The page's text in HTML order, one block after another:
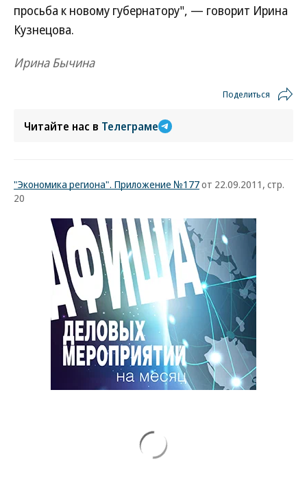
просьба к новому губернатору", — говорит Ирина
Кузнецова.
Ирина Бычина
Поделиться
Читайте нас в Телеграме
"Экономика региона". Приложение №177от 22.09.2011, стр.
20